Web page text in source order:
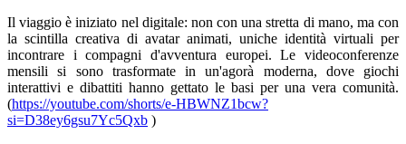
Il viaggio è iniziato nel digitale: non con una stretta di mano, ma con
la scintilla creativa di avatar animati, uniche identità virtuali per
incontrare i compagni d'avventura europei. Le videoconferenze
mensili si sono trasformate in un'agorà moderna, dove giochi
interattivi e dibattiti hanno gettato le basi per una vera comunità.
(https://youtube.com/shorts/e-HBWNZ1bcw?
si=D38ey6gsu7Yc5Qxb )